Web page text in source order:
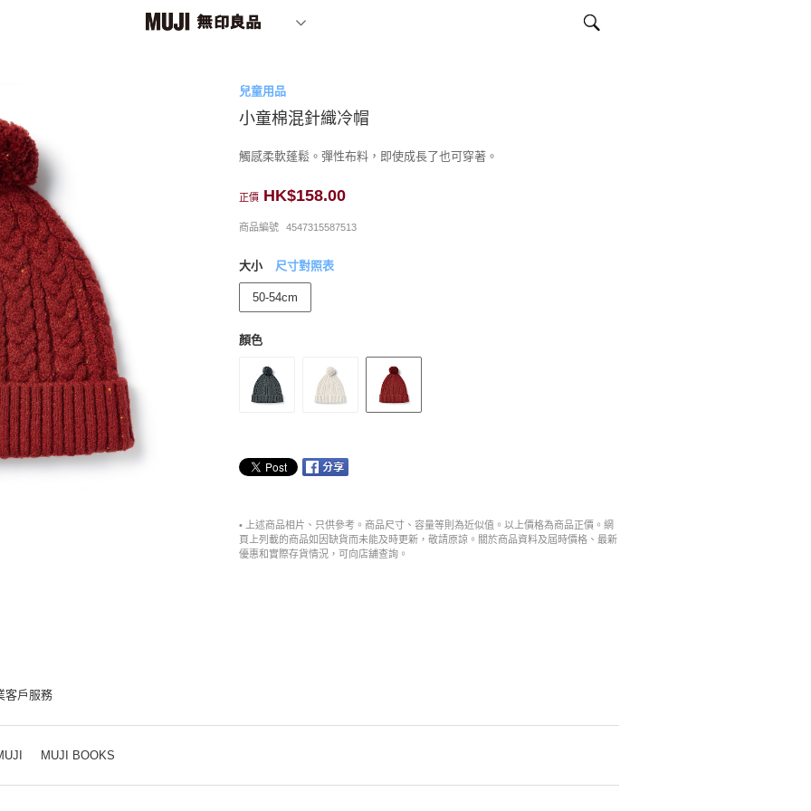
兒童用品
小童棉混針織冷帽
觸感柔軟蓬鬆。彈性布料，即使成長了也可穿著。
正價 HK$158.00
商品編號 4547315587513
大小 尺寸對照表
50-54cm
顏色
• 上述商品相片、只供參考。商品尺寸、容量等則為近似值。以上價格為商品正價。網
頁上列載的商品如因缺貨而未能及時更新，敬請原諒。關於商品資料及屆時價格、最新
優惠和實際存貨情況，可向店舖查詢。
客戶服務
MUJI BOOKS